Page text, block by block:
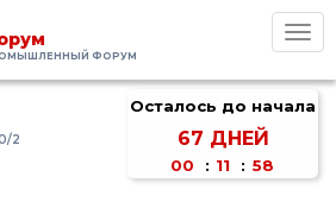
ФОРУМ
2
Осталось до начала
67 ДНЕЙ
00 : 11 : 58